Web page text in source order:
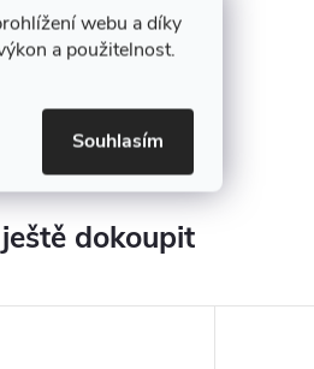
webu a díky
a použitelnost.
Souhlasím
dokoupit